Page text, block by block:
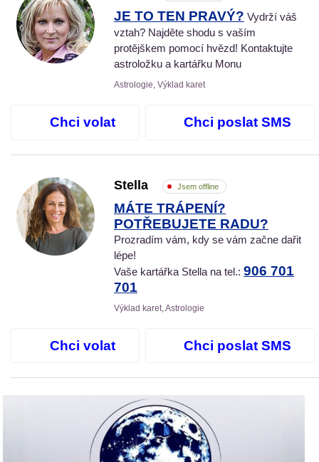
JE TO TEN PRAVÝ? Vydrží váš
vztah? Najděte shodu s vaším
protějškem pomocí hvězd! Kontaktujte
astroložku a kartářku Monu
Astrologie, Výklad karet
Chci volat Chci poslat SMS
Stella Jsem offline
MÁTE TRÁPENÍ?
POTŘEBUJETE RADU?
Prozradím vám, kdy se vám začne dařit
lépe!
Vaše kartářka Stella na tel.: 906 701
701
Výklad karet, Astrologie
Chci volat Chci poslat SMS